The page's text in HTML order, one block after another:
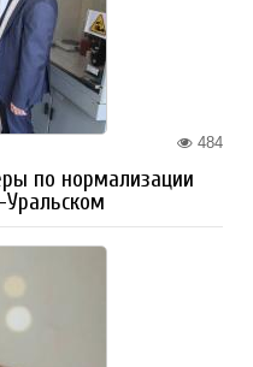
484
по нормализации